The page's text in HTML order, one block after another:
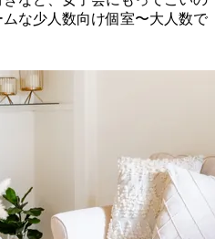
な少人数向け個室〜大人数で